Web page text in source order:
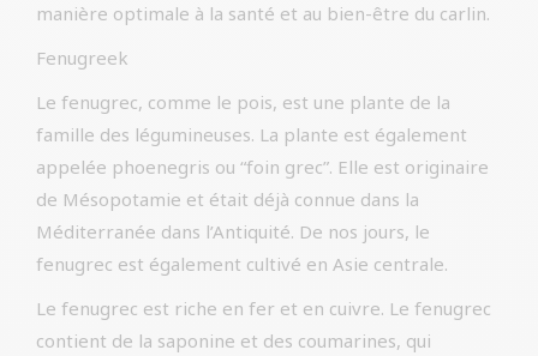
manière optimale à la santé et au bien-être du carlin.
Fenugreek
Le fenugrec, comme le pois, est une plante de la
famille des légumineuses. La plante est également
appelée phoenegris ou “foin grec”. Elle est originaire
de Mésopotamie et était déjà connue dans la
Méditerranée dans l’Antiquité. De nos jours, le
fenugrec est également cultivé en Asie centrale.
Le fenugrec est riche en fer et en cuivre. Le fenugrec
contient de la saponine et des coumarines, qui